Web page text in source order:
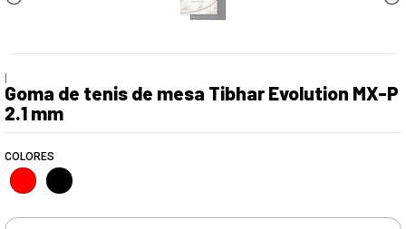
|
Goma de tenis de mesa Tibhar Evolution MX-P
2.1 mm
COLORES